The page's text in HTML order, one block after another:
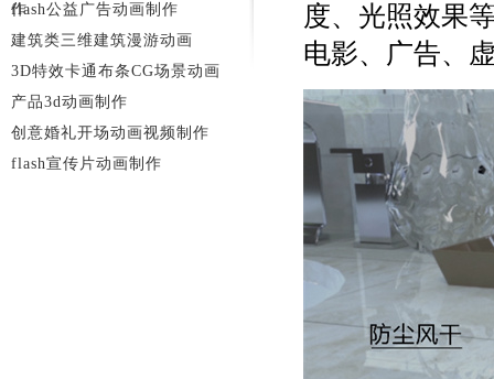
度、光照效果
电影、广告、
作
flash公益广告动画制作
建筑类三维建筑漫游动画
3D特效卡通布条CG场景动画
产品3d动画制作
创意婚礼开场动画视频制作
flash宣传片动画制作